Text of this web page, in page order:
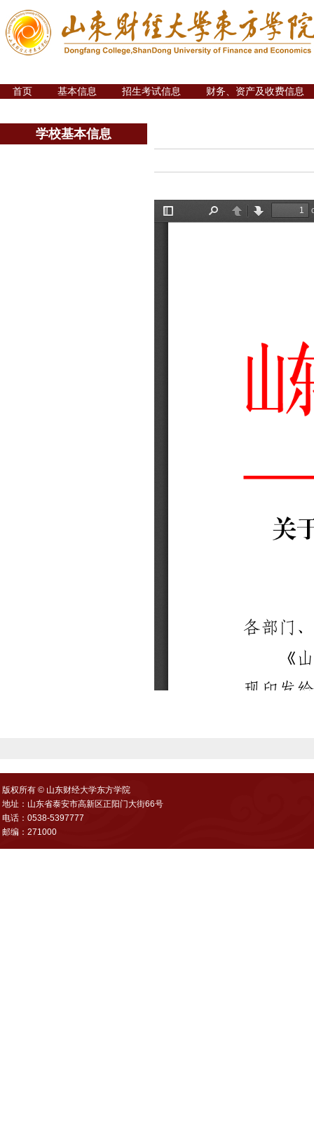
首页 基本信息 招生考试信息 财务、资产及收费信息
学校基本信息
版权所有 © 山东财经大学东方学院
地址：山东省泰安市高新区正阳门大街66号
电话：0538-5397777
邮编：271000